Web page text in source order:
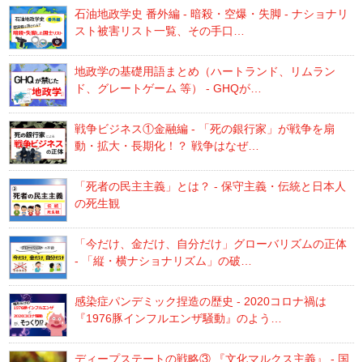
石油地政学史 番外編 - 暗殺・空爆・失脚 - ナショナリ
スト被害リスト一覧、その手口…
地政学の基礎用語まとめ（ハートランド、リムラン
ド、グレートゲーム 等） - GHQが…
戦争ビジネス①金融編 - 「死の銀行家」が戦争を扇
動・拡大・長期化！？ 戦争はなぜ…
「死者の民主主義」とは？ - 保守主義・伝統と日本人
の死生観
「今だけ、金だけ、自分だけ」グローバリズムの正体
- 「縦・横ナショナリズム」の破…
感染症パンデミック捏造の歴史 - 2020コロナ禍は
『1976豚インフルエンザ騒動』のよう…
ディープステートの戦略③ 『文化マルクス主義』 - 国